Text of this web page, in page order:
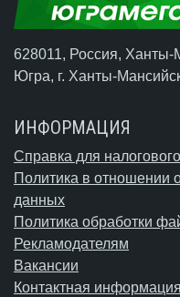
628011, Россия, Ханты-
Югра, г. Ханты-
ИНФОРМАЦИЯ
Справка для
Политика в отношении
данных
Политика обработки
Рекламодателям
Вакансии
Контактная информация